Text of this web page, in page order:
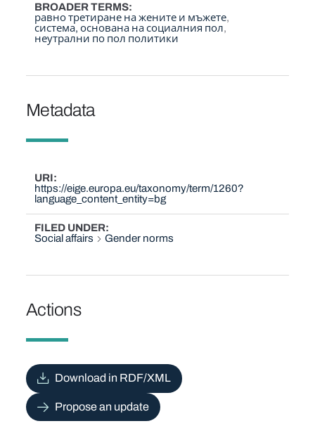
BROADER TERMS
равно третиране на жените и мъжете
система, основана на социалния пол
неутрални по пол политики
Metadata
URI
https://eige.europa.eu/taxonomy/term/1260?
language_content_entity=bg
FILED UNDER
Social affairs
Gender norms
Actions
Download in RDF/XML
Propose an update